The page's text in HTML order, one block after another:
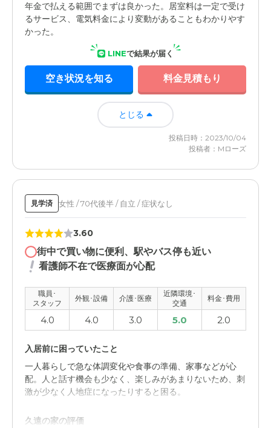
年金で払える範囲でまずは良かった。居室料は一定で受け
るサービス、電気料金により変動があることもわかりやす
かった。
LINEで結果が届く
空き状況を知る 料金見積もり
とじる
投稿日時：2023/10/04
投稿者：Mローズ
見学済 女性 / 70代後半 / 自立 / 症状なし
3.60
街中で買い物に便利、駅やバス停も近い
看護師不在で医療面が心配
職員･
スタッフ
外観･設備 介護･医療
近隣環境･
交通
料金･費用
4.0 4.0 3.0 5.0 2.0
入居前に困っていたこと
一人暮らしで急な体調変化や食事の準備、家事などが心
配。人と話す機会も少なく、楽しみがあまりないため、刺
激が少なく人地症になったりすると困る。
久遠の家の評価